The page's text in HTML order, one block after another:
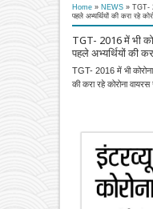
Home » NEWS » TGT-
पहले अभ्यर्थियों की करा रहे
TGT- 2016 में भी
पहले अभ्यर्थियों की
TGT- 2016 में भी कोरोना
की करा रहे कोरोना